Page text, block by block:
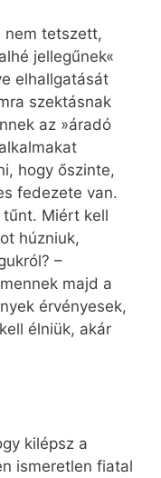
nem tetszett,
jellegűnek«
elhallgatását
szektásnak
az »áradó
hogy őszinte,
fedezete van.
Miért kell
húzniuk,
–
majd a
érvényesek,
élniük, akár
kilépsz a
ismeretlen fiatal